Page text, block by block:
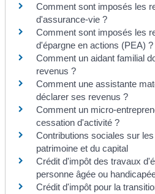
Comment sont imposés les
d'assurance-vie ?
Comment sont imposés les
d'épargne en actions (PEA) ?
Comment un aidant familial
revenus ?
Comment une assistante
déclarer ses revenus ?
Comment un micro-
cessation d'activité ?
Contributions sociales sur
patrimoine et du capital
Crédit d'impôt des travaux
personne âgée ou
Crédit d'impôt pour la